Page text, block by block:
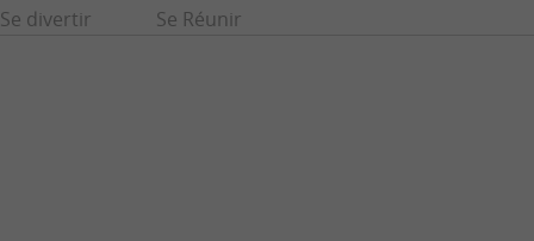
Se divertir Se Réunir